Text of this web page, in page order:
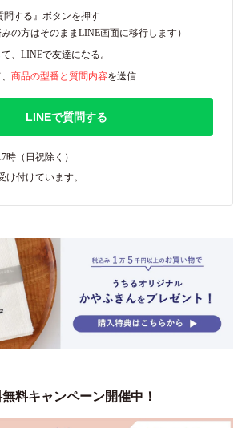
問する』ボタンを押す
みの方はそのままLINE画面に移行します）
、LINEで友達になる。
商品の型番と質問内容を送信
LINEで質問する
時（日祝除く）
付けています。
料キャンペーン開催中！